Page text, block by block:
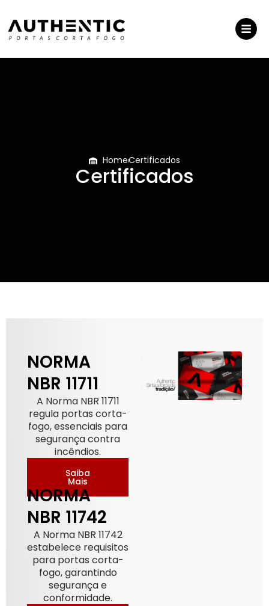
HomeCertificados
Certificados
NORMA
NBR 11711
A Norma NBR 11711
regula portas corta-
fogo, essenciais para
segurança contra
incêndios.
Saiba
Mais
NORMA
NBR 11742
A Norma NBR 11742
estabelece requisitos
para portas corta-
fogo, garantindo
segurança e
conformidade.